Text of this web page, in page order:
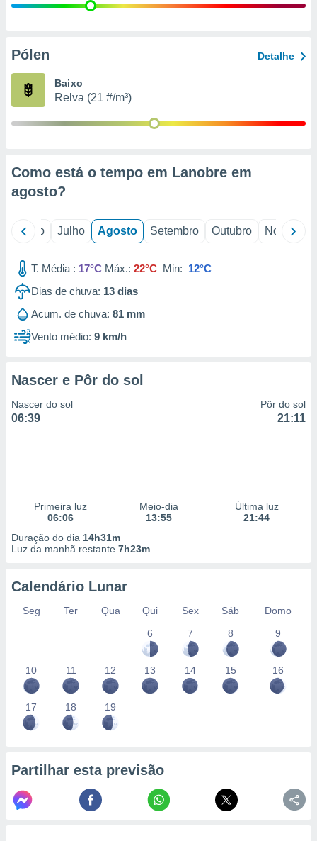
e
Pólen Detalhe
Baixo
Relva (21 #/m³)
Como está o tempo em Lanobre em
agosto?
Junho Julho Agosto Setembro Outubro Novembro
T. Média : 17°C Máx.: 22°C Min: 12°C
Dias de chuva: 13 dias
Acum. de chuva: 81 mm
Vento médio: 9 km/h
Nascer e Pôr do sol
Nascer do sol
06:39
Pôr do sol
21:11
Primeira luz
06:06
Meio-dia
13:55
Última luz
21:44
Duração do dia 14h31m
Luz da manhã restante 7h23m
Calendário Lunar
Seg Ter Qua Qui Sex Sáb
Domo
6
7 8 9
10 11 12 13 14 15 16
17 18 19
Partilhar esta previsão